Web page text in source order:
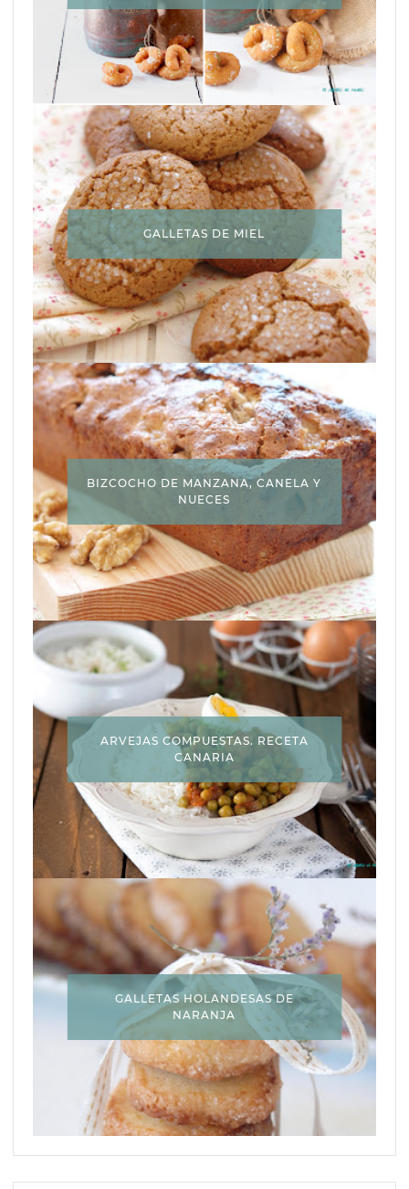
GALLETAS DE MIEL
BIZCOCHO DE MANZANA, CANELA Y
NUECES
ARVEJAS COMPUESTAS. RECETA
CANARIA
GALLETAS HOLANDESAS DE
NARANJA